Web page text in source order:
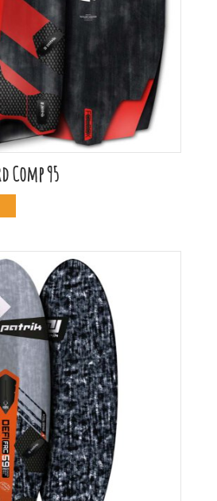
Comp 95